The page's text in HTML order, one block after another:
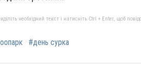
необхідний текст і натисніть Ctrl + Enter, щоб
#день сурка